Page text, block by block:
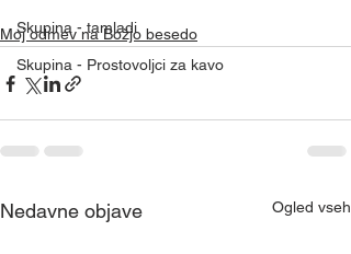
Skupina - tamladi
Skupina - Prostovoljci za kavo
Moj odmev na Božjo besedo
Nedavne objave Ogled vseh